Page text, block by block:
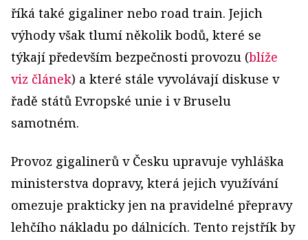
říká také gigaliner nebo road train. Jejich
výhody však tlumí několik bodů, které se
týkají především bezpečnosti provozu (blíže
viz článek) a které stále vyvolávají diskuse v
řadě států Evropské unie i v Bruselu
samotném.
Provoz gigalinerů v Česku upravuje vyhláška
ministerstva dopravy, která jejich využívání
omezuje prakticky jen na pravidelné přepravy
lehčího nákladu po dálnicích. Tento rejstřík by